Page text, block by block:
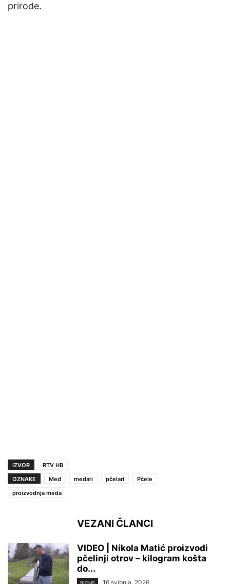
prirode.
IZVOR
RTV HB
OZNAKE
Med medari pčelari
Pčele
proizvodnja meda
VEZANI ČLANCI
VIDEO | Nikola Matić proizvodi
pčelinji otrov – kilogram košta
do...
16 svibnja, 2026